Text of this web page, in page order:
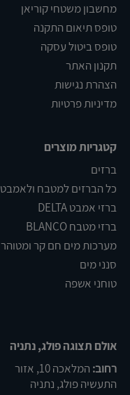
מחשבון משטחי קוריאן
טופס תיאום התקנה
טופס ביטול עסקה
תקנון האתר
הצהרת נגישות
מדיניות פרטיות
קטגריות מוצרים
ברזים
כל הברזים למטבח ולאמבט
ברזי אמבט DELTA
ברזי מטבח BLANCO
מערכות מים חם קר ומטוהר
סנני מים
טוחני אשפה
אולם תצוגה פולג, נתניה
רחוב:
המלאכה 10, אזור
התעשיה פולג, נתניה